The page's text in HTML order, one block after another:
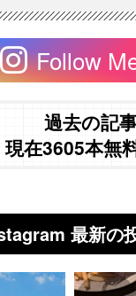
Follow
過去の記
現在3605本無
最新の